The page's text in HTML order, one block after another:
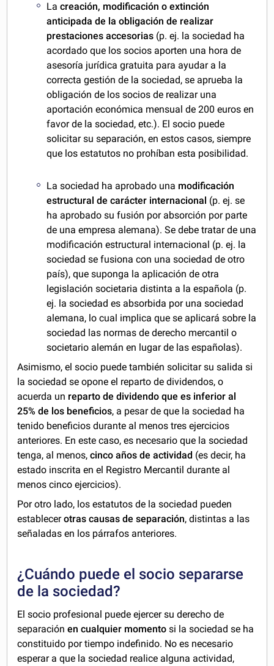
La creación, modificación o extinción
anticipada de la obligación de realizar
prestaciones accesorias (p. ej. la sociedad ha
acordado que los socios aporten una hora de
asesoría jurídica gratuita para ayudar a la
correcta gestión de la sociedad, se aprueba la
obligación de los socios de realizar una
aportación económica mensual de 200 euros en
favor de la sociedad, etc.). El socio puede
solicitar su separación, en estos casos, siempre
que los estatutos no prohíban esta posibilidad.
La sociedad ha aprobado una modificación
estructural de carácter internacional (p. ej. se
ha aprobado su fusión por absorción por parte
de una empresa alemana). Se debe tratar de una
modificación estructural internacional (p. ej. la
sociedad se fusiona con una sociedad de otro
país), que suponga la aplicación de otra
legislación societaria distinta a la española (p.
ej. la sociedad es absorbida por una sociedad
alemana, lo cual implica que se aplicará sobre la
sociedad las normas de derecho mercantil o
societario alemán en lugar de las españolas).
Asimismo, el socio puede también solicitar su salida si
la sociedad se opone el reparto de dividendos, o
acuerda un reparto de dividendo que es inferior al
25% de los beneficios, a pesar de que la sociedad ha
tenido beneficios durante al menos tres ejercicios
anteriores. En este caso, es necesario que la sociedad
tenga, al menos,cinco años de actividad (es decir, ha
estado inscrita en el Registro Mercantil durante al
menos cinco ejercicios).
Por otro lado, los estatutos de la sociedad pueden
establecerotras causas de separación, distintas a las
señaladas en los párrafos anteriores.
¿Cuándo puede el socio separarse
de la sociedad?
El socio profesional puede ejercer su derecho de
separación en cualquier momento si la sociedad se ha
constituido por tiempo indefinido. No es necesario
esperar a que la sociedad realice alguna actividad,